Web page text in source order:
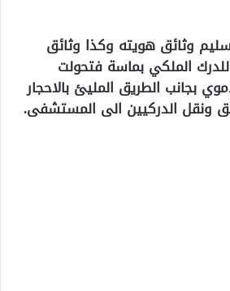
وثائق هويته وكذا وثائق
للدرك الملكي بماسة فتحولت
بجانب الطريق المليئ بالاحجار
ونقل الدركيين الى المستشفى.